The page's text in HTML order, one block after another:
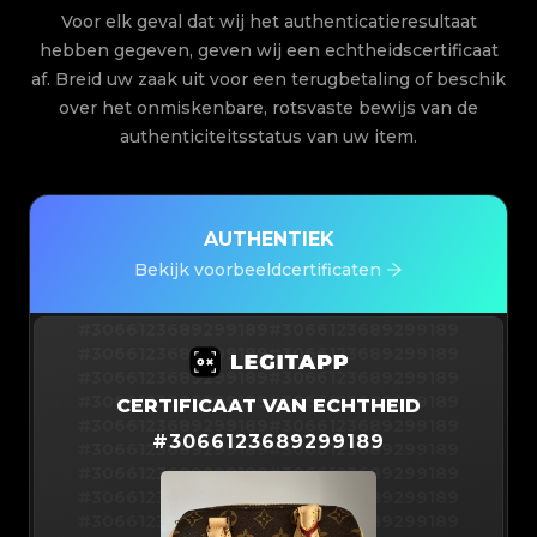
Voor elk geval dat wij het authenticatieresultaat
hebben gegeven, geven wij een echtheidscertificaat
af. Breid uw zaak uit voor een terugbetaling of beschik
over het onmiskenbare, rotsvaste bewijs van de
authenticiteitsstatus van uw item.
AUTHENTIEK
Bekijk voorbeeldcertificaten
#3066123689299189#3066123689299189
#3066123689299189#3066123689299189
#3066123689299189#3066123689299189
#3066123689299189#3066123689299189
#3066123689299189#3066123689299189
#3066123689299189#3066123689299189
CERTIFICAAT VAN ECHTHEID
#3066123689299189